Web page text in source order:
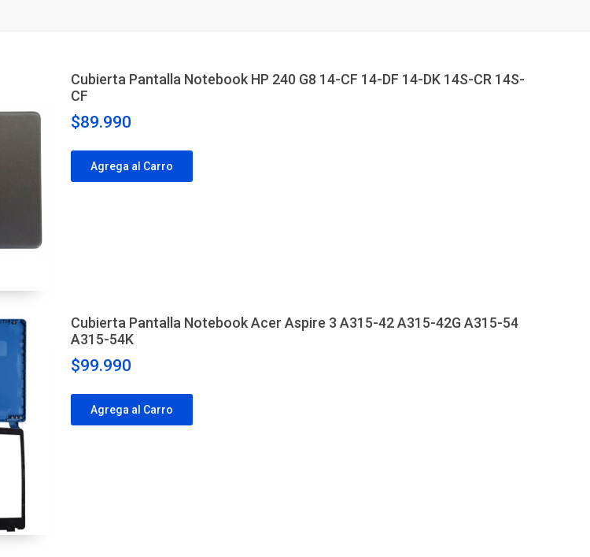
Cubierta Pantalla Notebook HP 240 G8 14-CF 14-DF 14-DK 14S-CR 14S-
CF
$89.990
Agrega al Carro
Cubierta Pantalla Notebook Acer Aspire 3 A315-42 A315-42G A315-54
A315-54K
$99.990
Agrega al Carro